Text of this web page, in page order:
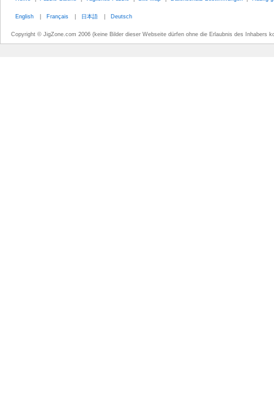
English | Français | 日本語 | Deutsch
Copyright © JigZone.com 2006 (keine Bilder dieser Webseite dürfen ohne die Erlaubnis des Inhabers